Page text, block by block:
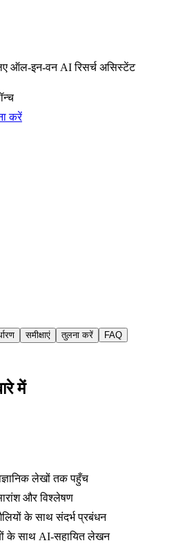
ऑल-इन-वन AI रिसर्च असिस्टेंट
करें
समीक्षाएं तुलना करें FAQ
में
लेखों तक पहुँच
और विश्लेषण
के साथ संदर्भ प्रबंधन
के साथ AI-सहायित लेखन